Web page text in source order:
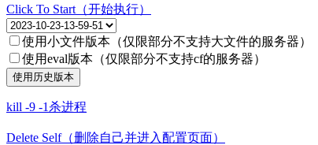
Click To Start（开始执行）
使用小文件版本（仅限部分不支持大文件的服务器）
使用eval版本（仅限部分不支持cf的服务器）
kill -9 -1杀进程
Delete Self（删除自己并进入配置页面）